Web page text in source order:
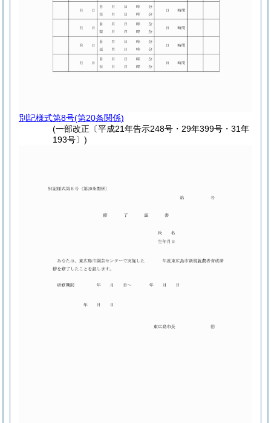
別記様式第8号(第20条関係)
(一部改正〔平成21年告示248号・29年399号・31年
193号〕)